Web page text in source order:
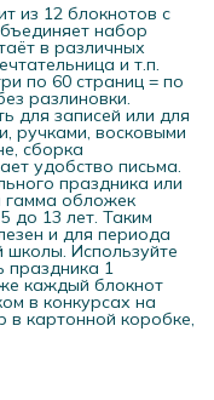
из 12 блокнотов с
набор
в различных
и т.п.
по 60 страниц = по
разлиновки.
для записей или для
ручками, восковыми
сборка
удобство письма.
праздника или
гамма обложек
до 13 лет. Таким
и для периода
школы. Используйте
праздника 1
каждый блокнот
в конкурсах на
в картонной коробке,